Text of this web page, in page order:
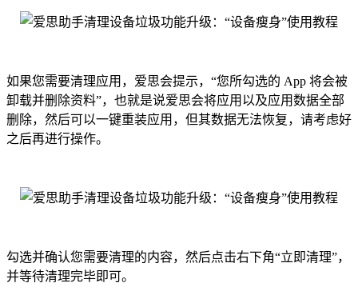
如果您需要清理应用，爱思会提示，“您所勾选的 App 将会被
卸载并删除资料”，也就是说爱思会将应用以及应用数据全部
删除，然后可以一键重装应用，但其数据无法恢复，请考虑好
之后再进行操作。
勾选并确认您需要清理的内容，然后点击右下角“立即清理”，
并等待清理完毕即可。